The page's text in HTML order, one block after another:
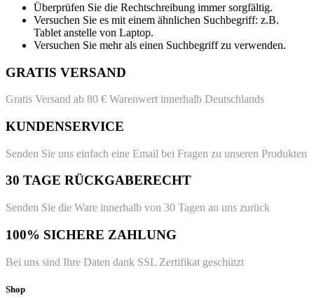
Überprüfen Sie die Rechtschreibung immer sorgfältig.
Versuchen Sie es mit einem ähnlichen Suchbegriff: z.B.
Tablet anstelle von Laptop.
Versuchen Sie mehr als einen Suchbegriff zu verwenden.
GRATIS VERSAND
Gratis Versand ab 80 € Warenwert innerhalb Deutschlands
KUNDENSERVICE
Senden Sie uns einfach eine Email bei Fragen zu unseren Produkten
30 TAGE RÜCKGABERECHT
Senden Sie die Ware innerhalb von 30 Tagen an uns zurück
100% SICHERE ZAHLUNG
Bei uns sind Ihre Daten dank SSL Zertifikat geschützt
Shop